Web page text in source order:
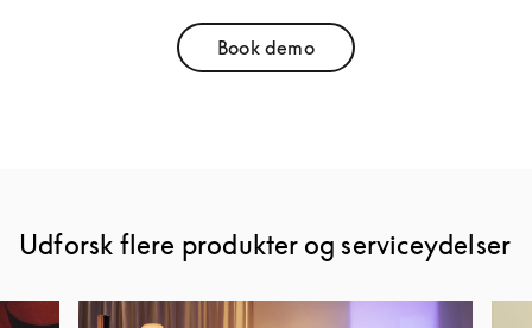
Book demoLink Opens in New Tab
Udforsk flere produkter og serviceydelser